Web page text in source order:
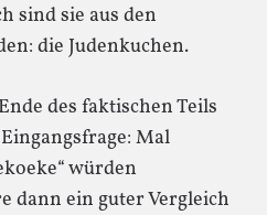
sind sie aus den
die Judenkuchen.
des faktischen Teils
Mal
würden
dann ein guter Vergleich